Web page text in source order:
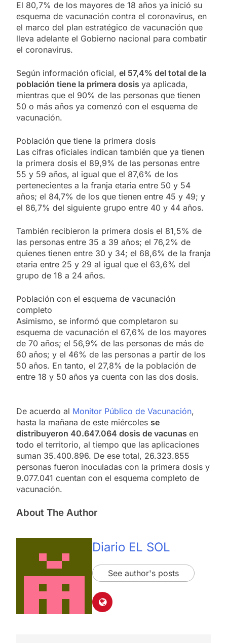
El 80,7% de los mayores de 18 años ya inició su
esquema de vacunación contra el coronavirus, en
el marco del plan estratégico de vacunación que
lleva adelante el Gobierno nacional para combatir
el coronavirus.
Según información oficial, el 57,4% del total de la
población tiene la primera dosis ya aplicada,
mientras que el 90% de las personas que tienen
50 o más años ya comenzó con el esquema de
vacunación.
Población que tiene la primera dosis
Las cifras oficiales indican también que ya tienen
la primera dosis el 89,9% de las personas entre
55 y 59 años, al igual que el 87,6% de los
pertenecientes a la franja etaria entre 50 y 54
años; el 84,7% de los que tienen entre 45 y 49; y
el 86,7% del siguiente grupo entre 40 y 44 años.
También recibieron la primera dosis el 81,5% de
las personas entre 35 a 39 años; el 76,2% de
quienes tienen entre 30 y 34; el 68,6% de la franja
etaria entre 25 y 29 al igual que el 63,6% del
grupo de 18 a 24 años.
Población con el esquema de vacunación
completo
Asimismo, se informó que completaron su
esquema de vacunación el 67,6% de los mayores
de 70 años; el 56,9% de las personas de más de
60 años; y el 46% de las personas a partir de los
50 años. En tanto, el 27,8% de la población de
entre 18 y 50 años ya cuenta con las dos dosis.
De acuerdo al Monitor Público de Vacunación,
hasta la mañana de este miércoles se
distribuyeron 40.647.064 dosis de vacunas en
todo el territorio, al tiempo que las aplicaciones
suman 35.400.896. De ese total, 26.323.855
personas fueron inoculadas con la primera dosis y
9.077.041 cuentan con el esquema completo de
vacunación.
About The Author
Diario EL SOL
See author's posts